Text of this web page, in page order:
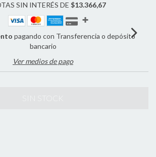
SIN INTERÉS DE $13.366,67
pagando con Transferencia o depósito
bancario
Ver medios de pago